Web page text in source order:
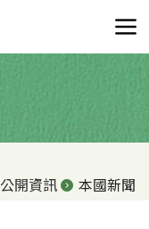
公開資訊 本國新聞